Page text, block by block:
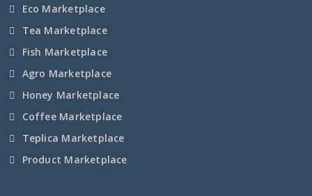
Херсонская область
Чеченская Республика
Eco Marketplace
Tea Marketplace
Fish Marketplace
Agro Marketplace
Honey Marketplace
Coffee Marketplace
Teplica Marketplace
Product Marketplace